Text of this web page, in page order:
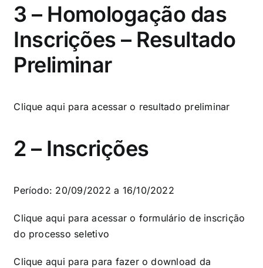
3 – Homologação das
Inscrições – Resultado
Preliminar
Clique aqui para acessar o resultado preliminar
2 – Inscrições
Período: 20/09/2022 a 16/10/2022
Clique aqui para acessar o formulário de inscrição
do processo seletivo
Clique aqui para para fazer o download da